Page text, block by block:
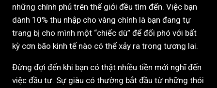
những chính phủ trên thế giới đều tìm đến. Việc bạn
dành 10% thu nhập cho vàng chính là bạn đang tự
trang bị cho mình một “chiếc dù” để đối phó với bất
kỳ cơn bão kinh tế nào có thể xảy ra trong tương lai.
Đừng đợi đến khi bạn có thật nhiều tiền mới nghĩ đến
việc đầu tư. Sự giàu có thường bắt đầu từ những thói